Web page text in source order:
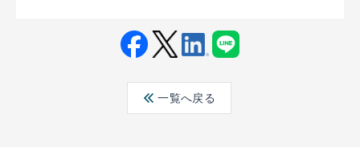
ebo ter
edin
一覧へ戻る